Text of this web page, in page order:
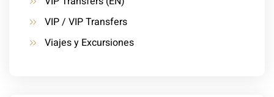
VIP / VIP Transfers
Viajes y Excursiones